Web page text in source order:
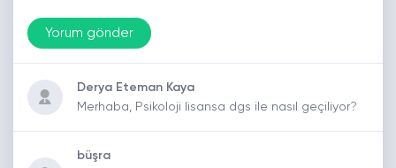
Derya Eteman Kaya
Merhaba, Psikoloji lisansa dgs ile nasıl geçiliyor?
büşra